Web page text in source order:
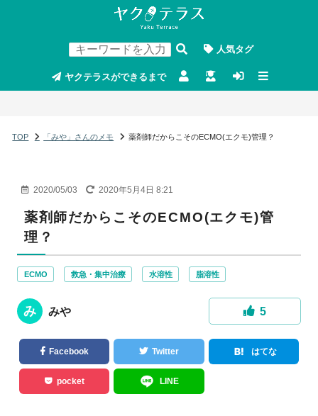
人気タグ
ヤクテラスができるまで
TOP 「みや」さんのメモ 薬剤師だからこそのECMO(エクモ)管理？
2020/05/03 2020年5月4日 8:21
薬剤師だからこそのECMO(エクモ)管
理？
ECMO 救急・集中治療 水溶性 脂溶性
み みや 5
Facebook Twitter はてな
pocket LINE